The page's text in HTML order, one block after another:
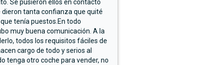
Se pusieron ellos en contacto
dieron tanta confianza que quité
tenía puestos.En todo
muy buena comunicación. A la
todos los requisitos fáciles de
cargo de todo y serios al
tenga otro coche para vender, no